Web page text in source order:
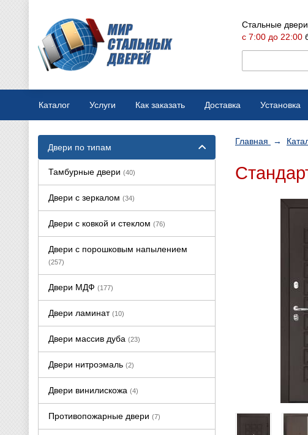
Стальные
с 7:00 до 22:00
Каталог Услуги Как заказать Доставка Установка
Главная →
Двери по типам
Тамбурные двери (40)
Двери с зеркалом (34)
Двери с ковкой и стеклом (76)
Двери с порошковым напылением
(257)
Двери МДФ (177)
Двери ламинат (10)
Двери массив дуба (23)
Двери нитроэмаль (2)
Двери винилискожа (4)
Противопожарные двери (7)